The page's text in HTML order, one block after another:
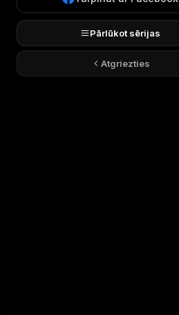
Pārlūkot sērijas
Atgriezties